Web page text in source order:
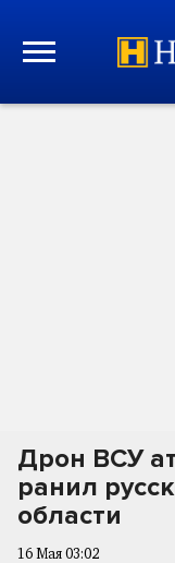
Дрон ВСУ
ранил
области
16 Мая 03:02